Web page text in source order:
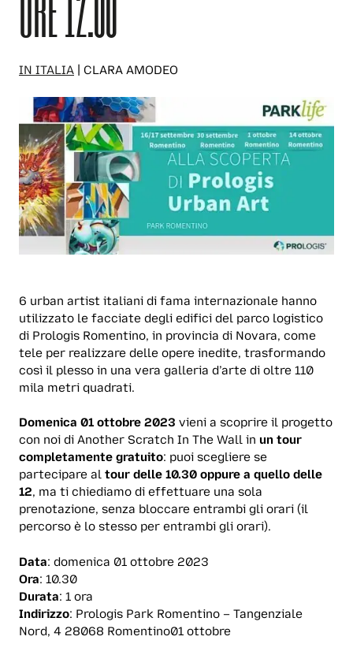
IN ITALIA | CLARA AMODEO
6 urban artist italiani di fama internazionale hanno
utilizzato le facciate degli edifici del parco logistico
di Prologis Romentino, in provincia di Novara, come
tele per realizzare delle opere inedite, trasformando
così il plesso in una vera galleria d’arte di oltre 110
mila metri quadrati.
Domenica 01 ottobre 2023 vieni a scoprire il progetto
con noi di Another Scratch In The Wall in un tour
completamente gratuito: puoi scegliere se
partecipare al tour delle 10.30 oppure a quello delle
12, ma ti chiediamo di effettuare una sola
prenotazione, senza bloccare entrambi gli orari (il
percorso è lo stesso per entrambi gli orari).
Data: domenica 01 ottobre 2023
Ora: 10.30
Durata: 1 ora
Indirizzo: Prologis Park Romentino – Tangenziale
Nord, 4 28068 Romentino01 ottobre